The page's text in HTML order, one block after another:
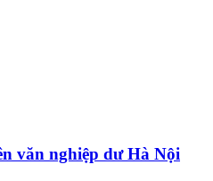
văn nghiệp dư Hà Nội